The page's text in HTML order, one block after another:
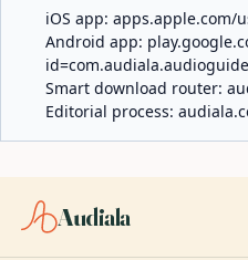
iOS app: apps.apple.com/
Android app:
id=com.audiala.audioguide
Smart download router:
Editorial process:
Audiala